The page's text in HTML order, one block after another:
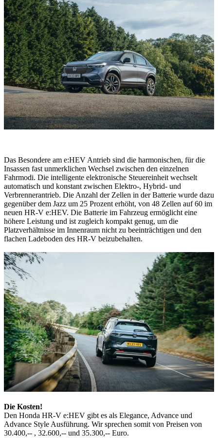
Das Besondere am e:HEV Antrieb sind die harmonischen, für die
Insassen fast unmerklichen Wechsel zwischen den einzelnen
Fahrmodi. Die intelligente elektronische Steuereinheit wechselt
automatisch und konstant zwischen Elektro-, Hybrid- und
Verbrennerantrieb. Die Anzahl der Zellen in der Batterie wurde dazu
gegenüber dem Jazz um 25 Prozent erhöht, von 48 Zellen auf 60 im
neuen HR-V e:HEV. Die Batterie im Fahrzeug ermöglicht eine
höhere Leistung und ist zugleich kompakt genug, um die
Platzverhältnisse im Innenraum nicht zu beeinträchtigen und den
flachen Ladeboden des HR-V beizubehalten.
Die Kosten!
Den Honda HR-V e:HEV gibt es als Elegance, Advance und
Advance Style Ausführung. Wir sprechen somit von Preisen von
30.400,-- , 32.600,-- und 35.300,-- Euro.